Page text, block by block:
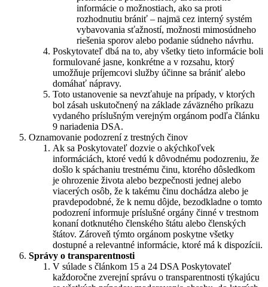
informácie o možnostiach, ako sa proti
rozhodnutiu brániť – najmä cez interný systém
vybavovania sťažností, možnosti mimosúdneho
riešenia sporov alebo podanie súdneho návrhu.
Poskytovateľ dbá na to, aby všetky tieto informácie boli
formulované jasne, konkrétne a v rozsahu, ktorý
umožňuje príjemcovi služby účinne sa brániť alebo
domáhať nápravy.
Toto ustanovenie sa nevzťahuje na prípady, v ktorých
bol zásah uskutočnený na základe záväzného príkazu
vydaného príslušným verejným orgánom podľa článku
9 nariadenia DSA.
Oznamovanie podozrení z trestných činov
Ak sa Poskytovateľ dozvie o akýchkoľvek
informáciách, ktoré vedú k dôvodnému podozreniu, že
došlo k spáchaniu trestnému činu, ktorého dôsledkom
je ohrozenie života alebo bezpečnosti jednej alebo
viacerých osôb, že k takému činu dochádza alebo je
pravdepodobné, že k nemu dôjde, bezodkladne o tomto
podozrení informuje príslušné orgány činné v trestnom
konaní dotknutého členského štátu alebo členských
štátov. Zároveň týmto orgánom poskytne všetky
dostupné a relevantné informácie, ktoré má k dispozícii.
Správy o transparentnosti
V súlade s článkom 15 a 24 DSA Poskytovateľ
každoročne zverejní správu o transparentnosti týkajúcu